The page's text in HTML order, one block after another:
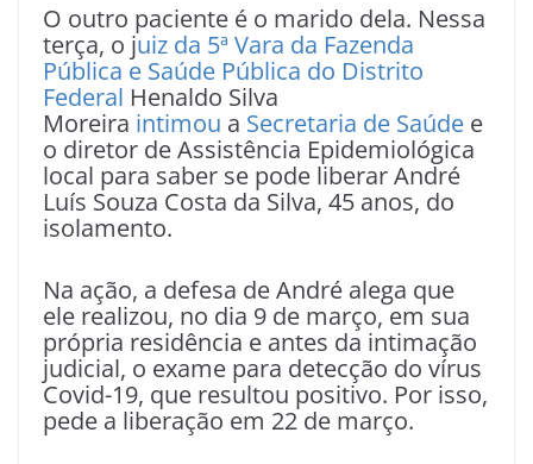
O outro paciente é o marido dela. Nessa
terça, o juiz da 5ª Vara da Fazenda
Pública e Saúde Pública do Distrito
Federal Henaldo Silva
Moreira intimou a Secretaria de Saúde e
o diretor de Assistência Epidemiológica
local para saber se pode liberar André
Luís Souza Costa da Silva, 45 anos, do
isolamento.
Na ação, a defesa de André alega que
ele realizou, no dia 9 de março, em sua
própria residência e antes da intimação
judicial, o exame para detecção do vírus
Covid-19, que resultou positivo. Por isso,
pede a liberação em 22 de março.